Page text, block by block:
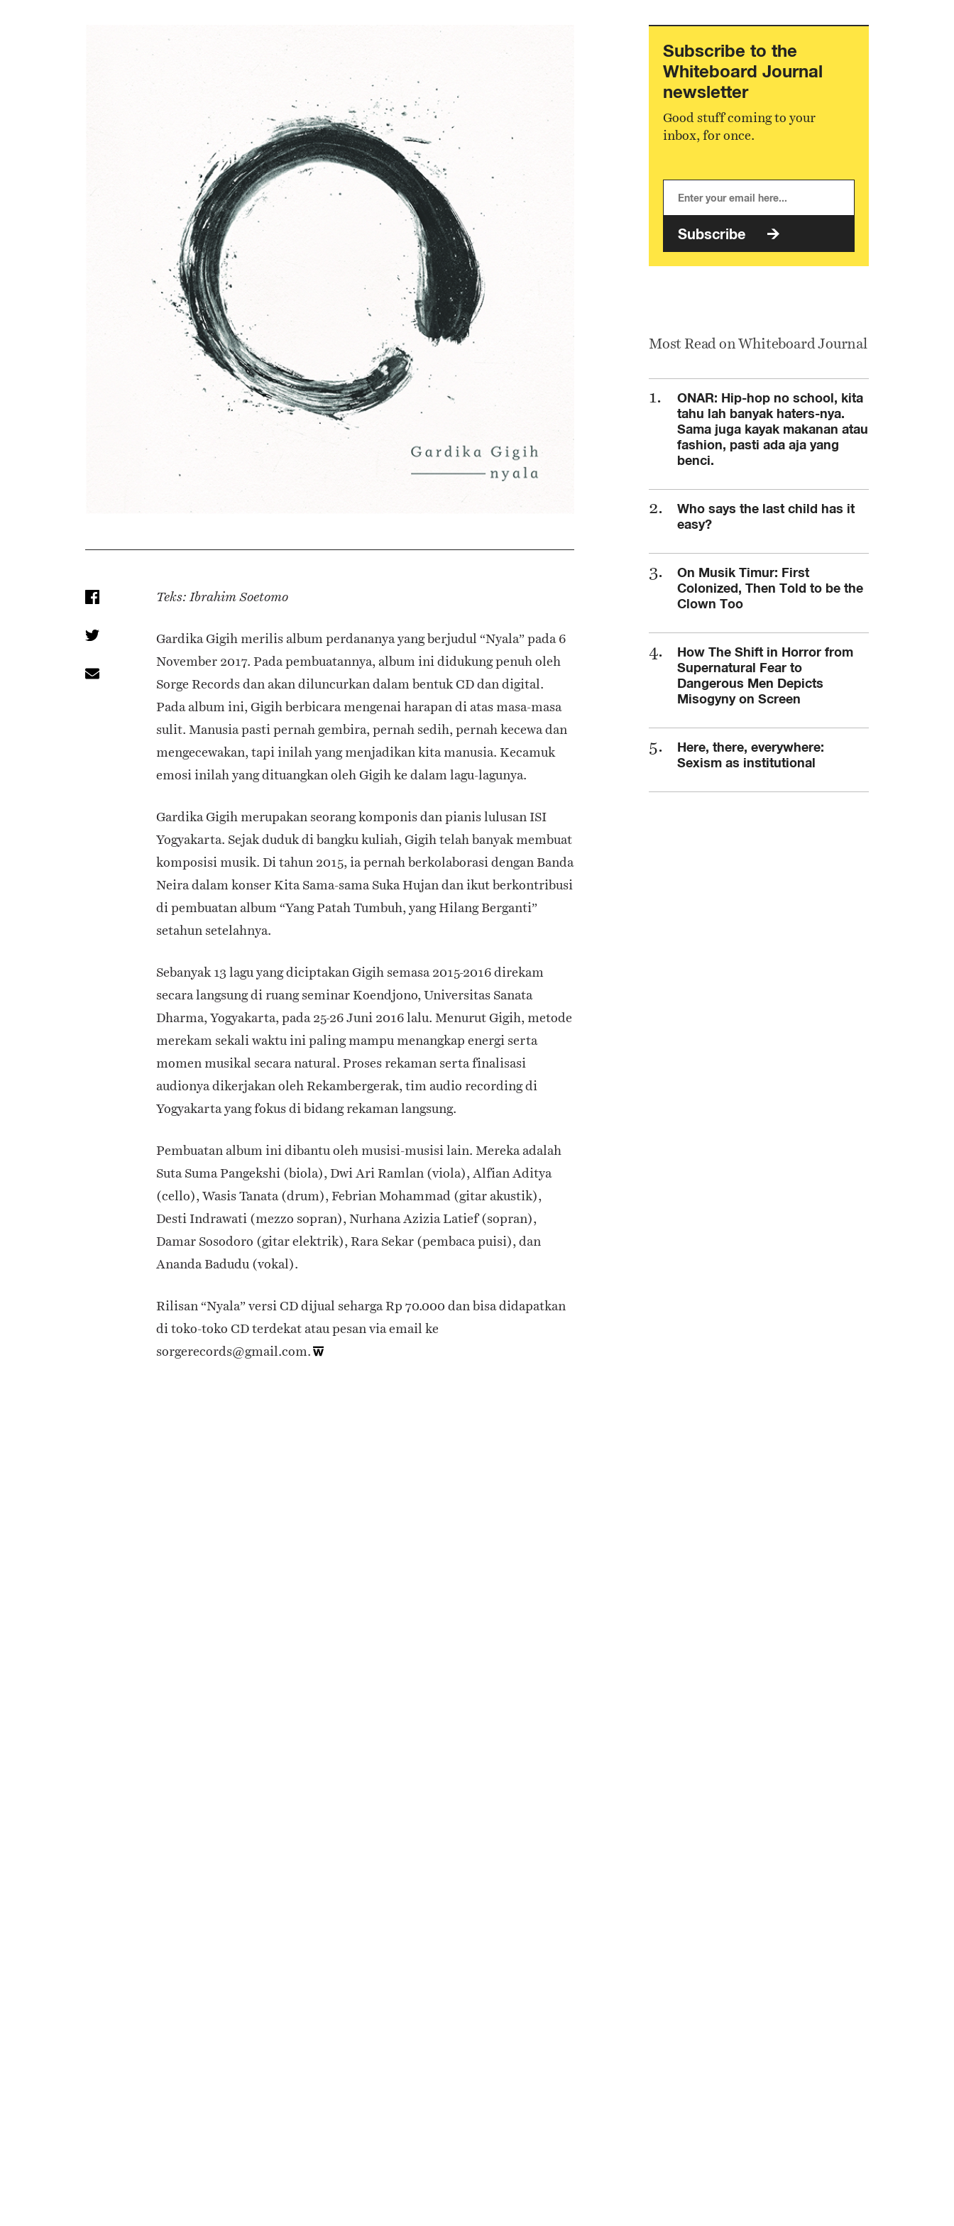
Teks: Ibrahim Soetomo
Gardika Gigih merilis album perdananya yang berjudul “Nyala” pada 6
November 2017. Pada pembuatannya, album ini didukung penuh oleh
Sorge Records dan akan diluncurkan dalam bentuk CD dan digital.
Pada album ini, Gigih berbicara mengenai harapan di atas masa-masa
sulit. Manusia pasti pernah gembira, pernah sedih, pernah kecewa dan
mengecewakan, tapi inilah yang menjadikan kita manusia. Kecamuk
emosi inilah yang dituangkan oleh Gigih ke dalam lagu-lagunya.
Gardika Gigih merupakan seorang komponis dan pianis lulusan ISI
Yogyakarta. Sejak duduk di bangku kuliah, Gigih telah banyak membuat
komposisi musik. Di tahun 2015, ia pernah berkolaborasi dengan Banda
Neira dalam konser Kita Sama-sama Suka Hujan dan ikut berkontribusi
di pembuatan album “Yang Patah Tumbuh, yang Hilang Berganti”
setahun setelahnya.
Sebanyak 13 lagu yang diciptakan Gigih semasa 2015-2016 direkam
secara langsung di ruang seminar Koendjono, Universitas Sanata
Dharma, Yogyakarta, pada 25-26 Juni 2016 lalu. Menurut Gigih, metode
merekam sekali waktu ini paling mampu menangkap energi serta
momen musikal secara natural. Proses rekaman serta finalisasi
audionya dikerjakan oleh Rekambergerak, tim audio recording di
Yogyakarta yang fokus di bidang rekaman langsung.
Pembuatan album ini dibantu oleh musisi-musisi lain. Mereka adalah
Suta Suma Pangekshi (biola), Dwi Ari Ramlan (viola), Alfian Aditya
(cello), Wasis Tanata (drum), Febrian Mohammad (gitar akustik),
Desti Indrawati (mezzo sopran), Nurhana Azizia Latief (sopran),
Damar Sosodoro (gitar elektrik), Rara Sekar (pembaca puisi), dan
Ananda Badudu (vokal).
Rilisan “Nyala” versi CD dijual seharga Rp 70.000 dan bisa didapatkan
di toko-toko CD terdekat atau pesan via email ke
sorgerecords@gmail.com.
Subscribe to the
Whiteboard Journal
newsletter
Good stuff coming to your
inbox, for once.
Subscribe
Most Read on Whiteboard Journal
ONAR: Hip-hop no school, kita
tahu lah banyak haters-nya.
Sama juga kayak makanan atau
fashion, pasti ada aja yang
benci.
Who says the last child has it
easy?
On Musik Timur: First
Colonized, Then Told to be the
Clown Too
How The Shift in Horror from
Supernatural Fear to
Dangerous Men Depicts
Misogyny on Screen
Here, there, everywhere:
Sexism as institutional